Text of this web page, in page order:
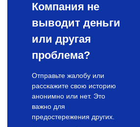
Компания не
выводит деньги
или другая
проблема?
Отправьте жалобу или
расскажите свою историю
анонимно или нет. Это
важно для
предостережения других.